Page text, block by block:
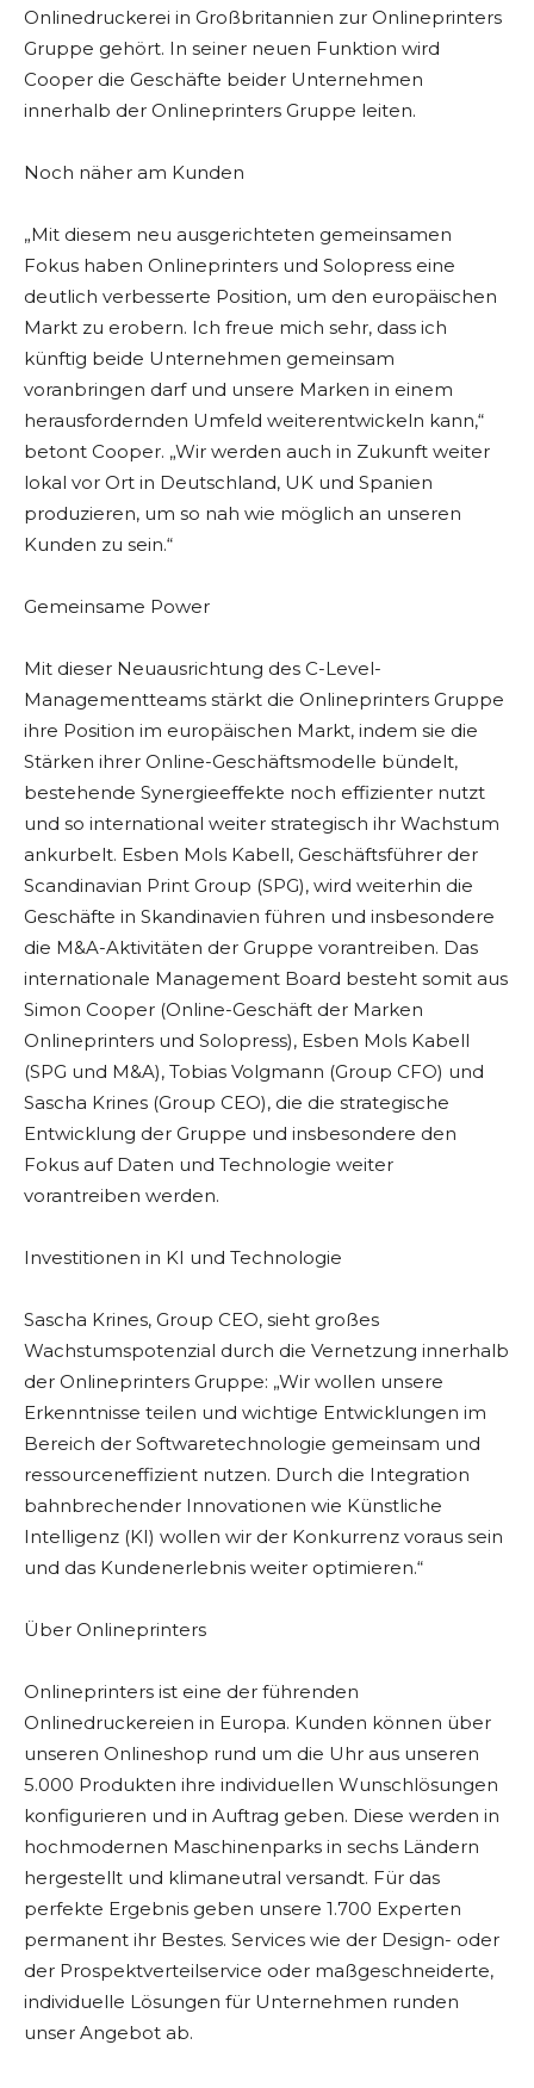
Onlinedruckerei in Großbritannien zur Onlineprinters
Gruppe gehört. In seiner neuen Funktion wird
Cooper die Geschäfte beider Unternehmen
innerhalb der Onlineprinters Gruppe leiten.
Noch näher am Kunden
„Mit diesem neu ausgerichteten gemeinsamen
Fokus haben Onlineprinters und Solopress eine
deutlich verbesserte Position, um den europäischen
Markt zu erobern. Ich freue mich sehr, dass ich
künftig beide Unternehmen gemeinsam
voranbringen darf und unsere Marken in einem
herausfordernden Umfeld weiterentwickeln kann,“
betont Cooper. „Wir werden auch in Zukunft weiter
lokal vor Ort in Deutschland, UK und Spanien
produzieren, um so nah wie möglich an unseren
Kunden zu sein.“
Gemeinsame Power
Mit dieser Neuausrichtung des C-Level-
Managementteams stärkt die Onlineprinters Gruppe
ihre Position im europäischen Markt, indem sie die
Stärken ihrer Online-Geschäftsmodelle bündelt,
bestehende Synergieeffekte noch effizienter nutzt
und so international weiter strategisch ihr Wachstum
ankurbelt. Esben Mols Kabell, Geschäftsführer der
Scandinavian Print Group (SPG), wird weiterhin die
Geschäfte in Skandinavien führen und insbesondere
die M&A-Aktivitäten der Gruppe vorantreiben. Das
internationale Management Board besteht somit aus
Simon Cooper (Online-Geschäft der Marken
Onlineprinters und Solopress), Esben Mols Kabell
(SPG und M&A), Tobias Volgmann (Group CFO) und
Sascha Krines (Group CEO), die die strategische
Entwicklung der Gruppe und insbesondere den
Fokus auf Daten und Technologie weiter
vorantreiben werden.
Investitionen in KI und Technologie
Sascha Krines, Group CEO, sieht großes
Wachstumspotenzial durch die Vernetzung innerhalb
der Onlineprinters Gruppe: „Wir wollen unsere
Erkenntnisse teilen und wichtige Entwicklungen im
Bereich der Softwaretechnologie gemeinsam und
ressourceneffizient nutzen. Durch die Integration
bahnbrechender Innovationen wie Künstliche
Intelligenz (KI) wollen wir der Konkurrenz voraus sein
und das Kundenerlebnis weiter optimieren.“
Über Onlineprinters
Onlineprinters ist eine der führenden
Onlinedruckereien in Europa. Kunden können über
unseren Onlineshop rund um die Uhr aus unseren
5.000 Produkten ihre individuellen Wunschlösungen
konfigurieren und in Auftrag geben. Diese werden in
hochmodernen Maschinenparks in sechs Ländern
hergestellt und klimaneutral versandt. Für das
perfekte Ergebnis geben unsere 1.700 Experten
permanent ihr Bestes. Services wie der Design- oder
der Prospektverteilservice oder maßgeschneiderte,
individuelle Lösungen für Unternehmen runden
unser Angebot ab.